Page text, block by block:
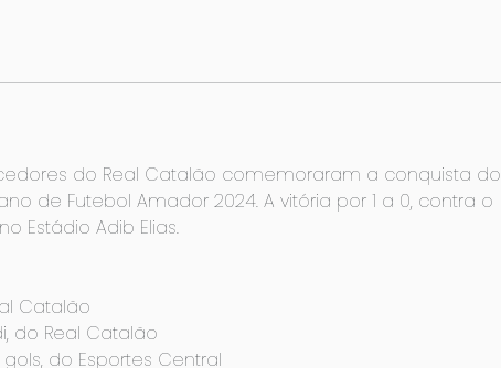
do Real Catalão comemoraram a conquista do
de Futebol Amador 2024. A vitória por 1 a 0, contra o
Estádio Adib Elias.
Catalão
do Real Catalão
do Esportes Central